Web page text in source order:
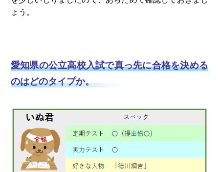
ょう。
愛知県の公立高校入試で真っ先に合格を決める
のはどのタイプか。